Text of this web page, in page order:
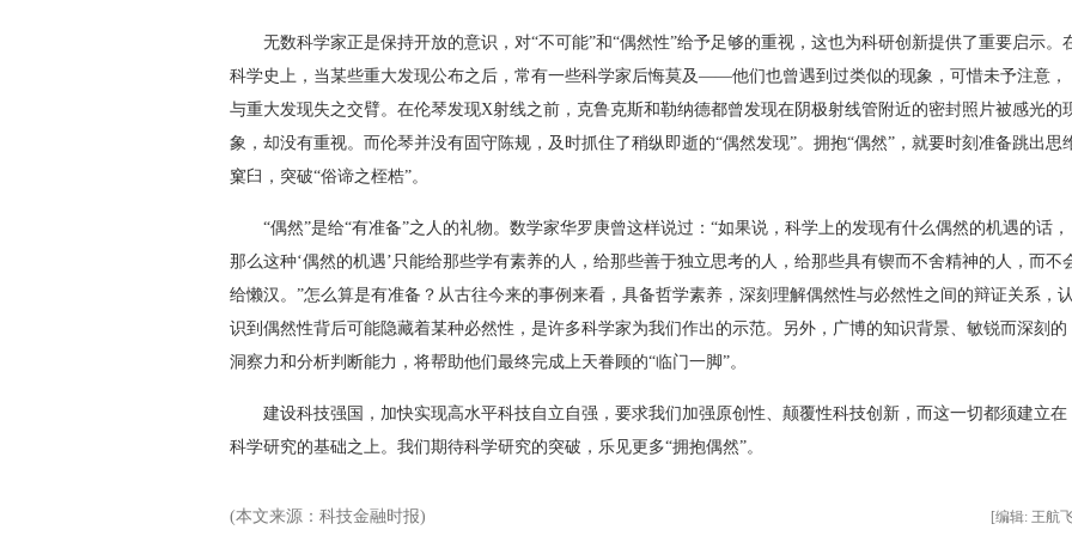
无数科学家正是保持开放的意识，对“不可能”和“偶然性”给予足够的重视，这也为科研创新提供了重要启示。
科学史上，当某些重大发现公布之后，常有一些科学家后悔莫及——他们也曾遇到过类似的现象，可惜未予注意，
与重大发现失之交臂。在伦琴发现X射线之前，克鲁克斯和勒纳德都曾发现在阴极射线管附近的密封照片被感光的
象，却没有重视。而伦琴并没有固守陈规，及时抓住了稍纵即逝的“偶然发现”。拥抱“偶然”，就要时刻准备跳出思
窠臼，突破“俗谛之桎梏”。
“偶然”是给“有准备”之人的礼物。数学家华罗庚曾这样说过：“如果说，科学上的发现有什么偶然的机遇的话，
那么这种‘偶然的机遇’只能给那些学有素养的人，给那些善于独立思考的人，给那些具有锲而不舍精神的人，而不
给懒汉。”怎么算是有准备？从古往今来的事例来看，具备哲学素养，深刻理解偶然性与必然性之间的辩证关系，认
识到偶然性背后可能隐藏着某种必然性，是许多科学家为我们作出的示范。另外，广博的知识背景、敏锐而深刻的
洞察力和分析判断能力，将帮助他们最终完成上天眷顾的“临门一脚”。
建设科技强国，加快实现高水平科技自立自强，要求我们加强原创性、颠覆性科技创新，而这一切都须建立在
科学研究的基础之上。我们期待科学研究的突破，乐见更多“拥抱偶然”。
[编辑: 王航
(本文来源：科技金融时报)